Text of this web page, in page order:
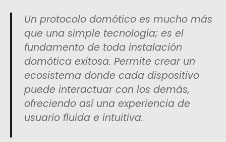
Un protocolo domótico es mucho más
que una simple tecnología; es el
fundamento de toda instalación
domótica exitosa. Permite crear un
ecosistema donde cada dispositivo
puede interactuar con los demás,
ofreciendo así una experiencia de
usuario fluida e intuitiva.